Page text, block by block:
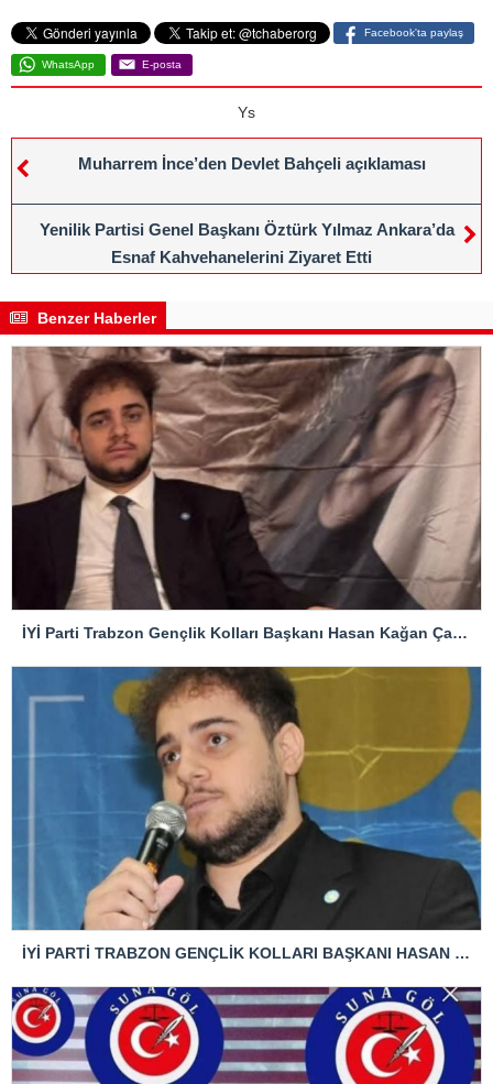
Facebook'ta paylaş
WhatsApp E-posta
Ys
Muharrem İnce’den Devlet Bahçeli açıklaması
Yenilik Partisi Genel Başkanı Öztürk Yılmaz Ankara’da
Esnaf Kahvehanelerini Ziyaret Etti
Benzer Haberler
İYİ Parti Trabzon Gençlik Kolları Başkanı Hasan Kağan Çakıroğlu’ndan Mattia Ahmet Minguzzi Davasına Tepki
İYİ PARTİ TRABZON GENÇLİK KOLLARI BAŞKANI HASAN KAĞAN ÇAKIROĞLU’NDAN TBMM BAŞKANI’NA ÇOK SERT TEPKİ: “ANAYASAL SUÇ İŞLENMİŞTİR!”